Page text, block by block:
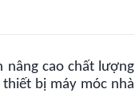
nâng cao chất lượng
bị máy móc nhà